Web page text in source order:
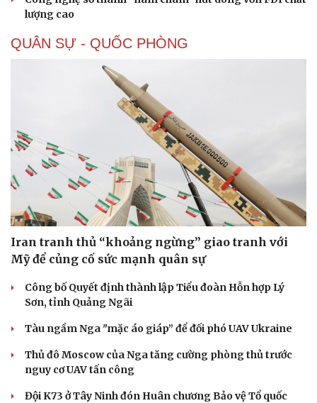
Cây thuốc
Nhi khoa
Nam khoa
Làm đẹp - giảm cân
lượng cao
QUÂN SỰ - QUỐC PHÒNG
Iran tranh thủ “khoảng ngừng” giao tranh với
Mỹ để củng cố sức mạnh quân sự
Công bố Quyết định thành lập Tiểu đoàn Hỗn hợp Lý
Sơn, tỉnh Quảng Ngãi
Tàu ngầm Nga "mặc áo giáp” để đối phó UAV Ukraine
Thủ đô Moscow của Nga tăng cường phòng thủ trước
nguy cơ UAV tấn công
Đội K73 ở Tây Ninh đón Huân chương Bảo vệ Tổ quốc